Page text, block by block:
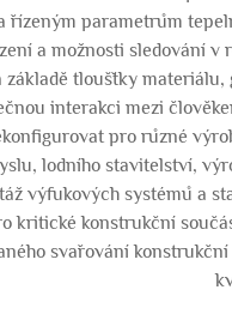
parametrům
a možnosti sledování
tloušťky
interakci mezi
pro různé
lodního stavitelství,
výfukových systémů a
kritické konstrukční
svařování